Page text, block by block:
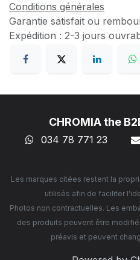
Conditions générales
Garantie satisfait ou
Expédition : 2-3 jours
CHROMIA the
034 78 771 23
Les marques citées restent la
utilisés afin de faciliter
Photos non contractuelles. Les
des produits peuvent être
préavis et peuvent